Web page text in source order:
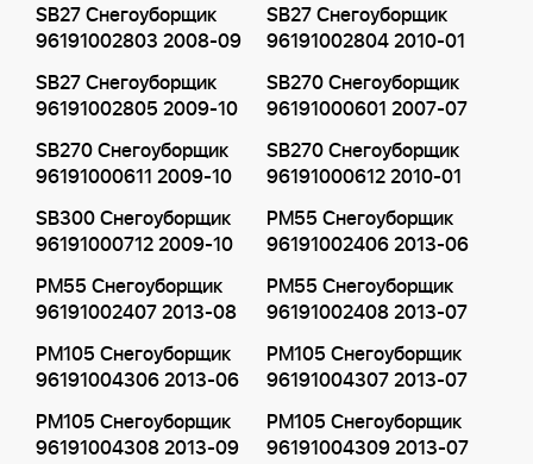
SB27 Снегоуборщик
96191002803 2008-09
SB27 Снегоуборщик
96191002804 2010-01
SB27 Снегоуборщик
96191002805 2009-10
SB270 Снегоуборщик
96191000601 2007-07
SB270 Снегоуборщик
96191000611 2009-10
SB270 Снегоуборщик
96191000612 2010-01
SB300 Снегоуборщик
96191000712 2009-10
PM55 Снегоуборщик
96191002406 2013-06
PM55 Снегоуборщик
96191002407 2013-08
PM55 Снегоуборщик
96191002408 2013-07
PM105 Снегоуборщик
96191004306 2013-06
PM105 Снегоуборщик
96191004307 2013-07
PM105 Снегоуборщик
96191004308 2013-09
PM105 Снегоуборщик
96191004309 2013-07